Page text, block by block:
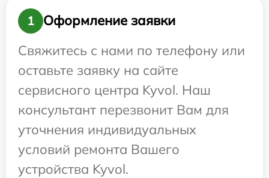
1
Оформление заявки
Свяжитесь с нами по телефону или
оставьте заявку на сайте
сервисного центра Kyvol. Наш
консультант перезвонит Вам для
уточнения индивидуальных
условий ремонта Вашего
устройства Kyvol.